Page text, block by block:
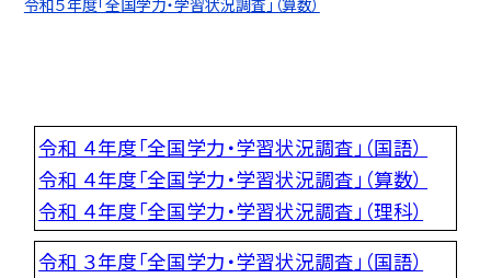
令和５年度「全国学力・学習状況調査」（算数）
令和 ４年度「全国学力・学習状況調査」（国語）
令和 ４年度「全国学力・学習状況調査」（算数）
令和 ４年度「全国学力・学習状況調査」（理科）
令和 ３年度「全国学力・学習状況調査」（国語）